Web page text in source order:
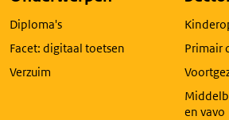
in
nieuw
Diploma's
Facet: digitaal toetsen
Verzuim
Primair
en vavo